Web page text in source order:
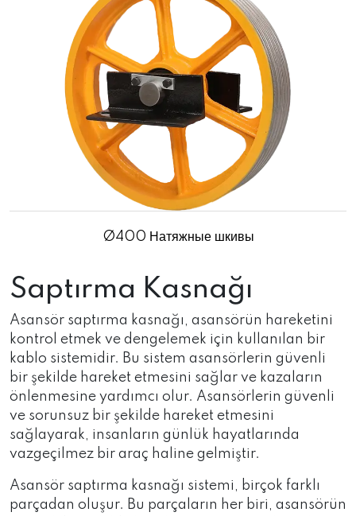
Ø400 Натяжные шкивы
Saptırma Kasnağı
Asansör saptırma kasnağı, asansörün hareketini
kontrol etmek ve dengelemek için kullanılan bir
kablo sistemidir. Bu sistem asansörlerin güvenli
bir şekilde hareket etmesini sağlar ve kazaların
önlenmesine yardımcı olur. Asansörlerin güvenli
ve sorunsuz bir şekilde hareket etmesini
sağlayarak, insanların günlük hayatlarında
vazgeçilmez bir araç haline gelmiştir.
Asansör saptırma kasnağı sistemi, birçok farklı
parçadan oluşur. Bu parçaların her biri, asansörün